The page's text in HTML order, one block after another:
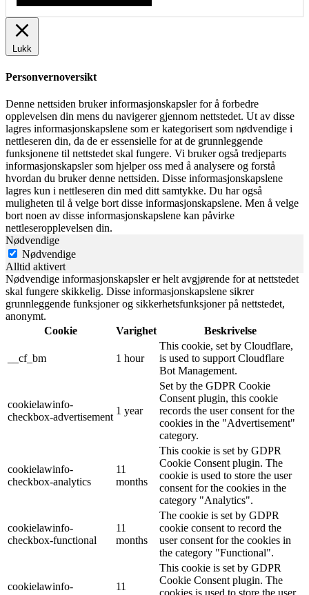
Lukk
Personvernoversikt
Denne nettsiden bruker informasjonskapsler for å forbedre
opplevelsen din mens du navigerer gjennom nettstedet. Ut av disse
lagres informasjonskapslene som er kategorisert som nødvendige i
nettleseren din, da de er essensielle for at de grunnleggende
funksjonene til nettstedet skal fungere. Vi bruker også tredjeparts
informasjonskapsler som hjelper oss med å analysere og forstå
hvordan du bruker denne nettsiden. Disse informasjonskapslene
lagres kun i nettleseren din med ditt samtykke. Du har også
muligheten til å velge bort disse informasjonskapslene. Men å velge
bort noen av disse informasjonskapslene kan påvirke
nettleseropplevelsen din.
Nødvendige
Nødvendige
Alltid aktivert
Nødvendige informasjonskapsler er helt avgjørende for at nettstedet
skal fungere skikkelig. Disse informasjonskapslene sikrer
grunnleggende funksjoner og sikkerhetsfunksjoner på nettstedet,
anonymt.
Cookie
Varighet Beskrivelse
__cf_bm 1 hour
This cookie, set by Cloudflare,
is used to support Cloudflare
Bot Management.
cookielawinfo-
checkbox-advertisement
1 year
Set by the GDPR Cookie
Consent plugin, this cookie
records the user consent for the
cookies in the "Advertisement"
category.
cookielawinfo-
checkbox-analytics
11
months
This cookie is set by GDPR
Cookie Consent plugin. The
cookie is used to store the user
consent for the cookies in the
category "Analytics".
cookielawinfo-
checkbox-functional
11
months
The cookie is set by GDPR
cookie consent to record the
user consent for the cookies in
the category "Functional".
cookielawinfo-
11
This cookie is set by GDPR
Cookie Consent plugin. The
cookies is used to store the user